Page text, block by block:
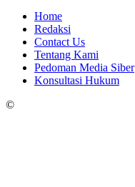
Home
Redaksi
Contact Us
Tentang Kami
Pedoman Media Siber
Konsultasi Hukum
©